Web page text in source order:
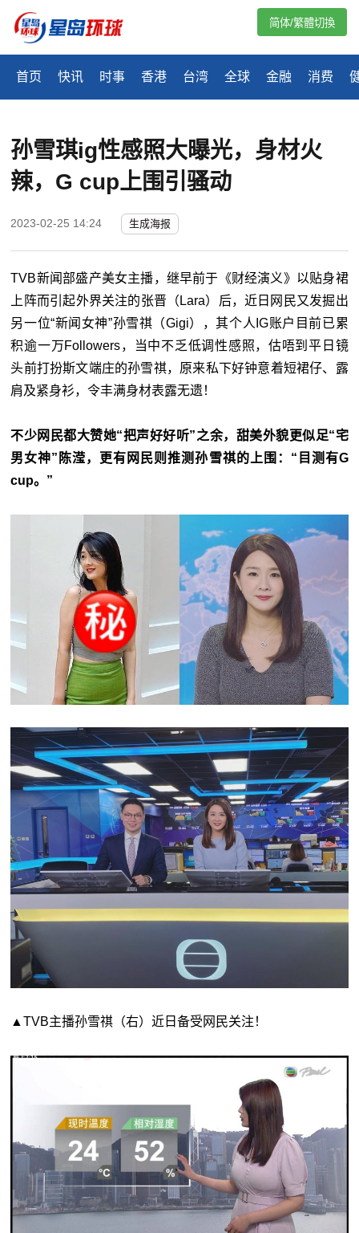
首页 快讯 时事 香港 台湾 全球 金融 消费
简体/繁體切換
孙雪琪ig性感照大曝光，身材火
辣，G cup上围引骚动
2023-02-25 14:24 生成海报
TVB新闻部盛产美女主播，继早前于《财经演义》以贴身裙
上阵而引起外界关注的张晋（Lara）后，近日网民又发掘出
另一位“新闻女神”孙雪祺（Gigi），其个人IG账户目前已累
积逾一万Followers，当中不乏低调性感照，估唔到平日镜
头前打扮斯文端庄的孙雪祺，原来私下好钟意着短裙仔、露
肩及紧身衫，令丰满身材表露无遗！
不少网民都大赞她“把声好好听”之余，甜美外貌更似足“宅
男女神”陈滢，更有网民则推测孙雪祺的上围：“目测有G
cup。”
▲TVB主播孙雪祺（右）近日备受网民关注！